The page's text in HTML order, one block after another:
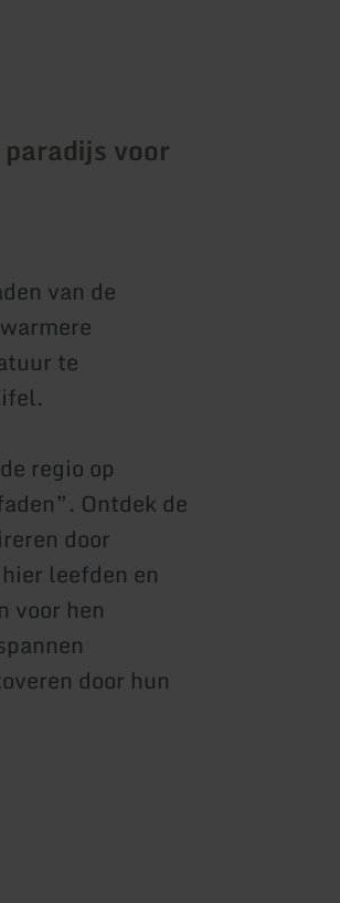
voor
van de
te
regio op
Ontdek de
door
leefden en
voor hen
door hun